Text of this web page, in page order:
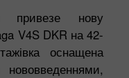
привезе нову
V4S DKR на 42-
оснащена